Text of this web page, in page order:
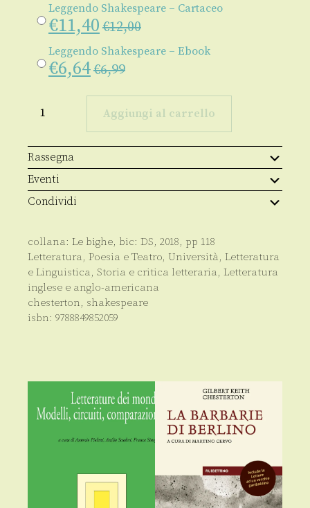
Leggendo Shakespeare – Cartaceo
€11,40 €12,00
Leggendo Shakespeare – Ebook
€6,64€6,99
Shakespeare
Aggiungi al carrello
Rassegna
Eventi
Condividi
collana: Le bighe, bic: DS, 2018, pp 118
Letteratura, Poesia e Teatro, Università, Letteratura
e Linguistica, Storia e critica letteraria, Letteratura
inglese e anglo-americana
chesterton, shakespeare
isbn: 9788849852059